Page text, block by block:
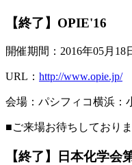
【終了】OPIE'16
開催期間：2016年05月18
URL： http://www.opie.jp/
会場：パシフィコ横浜：
■ご来場お待ちしておりま
【終了】日本化学会